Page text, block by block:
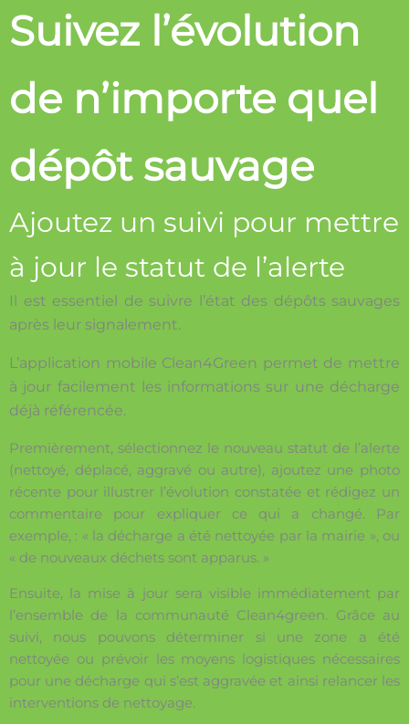
Suivez l’évolution
de n’importe quel
dépôt sauvage
Ajoutez un suivi pour mettre
à jour le statut de l’alerte
Il est essentiel de suivre l’état des dépôts sauvages
après leur signalement.
L’application mobile Clean4Green permet de mettre
à jour facilement les informations sur une décharge
déjà référencée.
Premièrement, sélectionnez le nouveau statut de l’alerte
(nettoyé, déplacé, aggravé ou autre), ajoutez une photo
récente pour illustrer l’évolution constatée et rédigez un
commentaire pour expliquer ce qui a changé. Par
exemple, : « la décharge a été nettoyée par la mairie », ou
« de nouveaux déchets sont apparus. »
Ensuite, la mise à jour sera visible immédiatement par
l’ensemble de la communauté Clean4green. Grâce au
suivi, nous pouvons déterminer si une zone a été
nettoyée ou prévoir les moyens logistiques nécessaires
pour une décharge qui s’est aggravée et ainsi relancer les
interventions de nettoyage.